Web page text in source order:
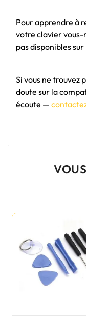
Pour apprendre à
votre clavier vous-
pas disponibles
Si vous ne trouvez
doute sur la
écoute —